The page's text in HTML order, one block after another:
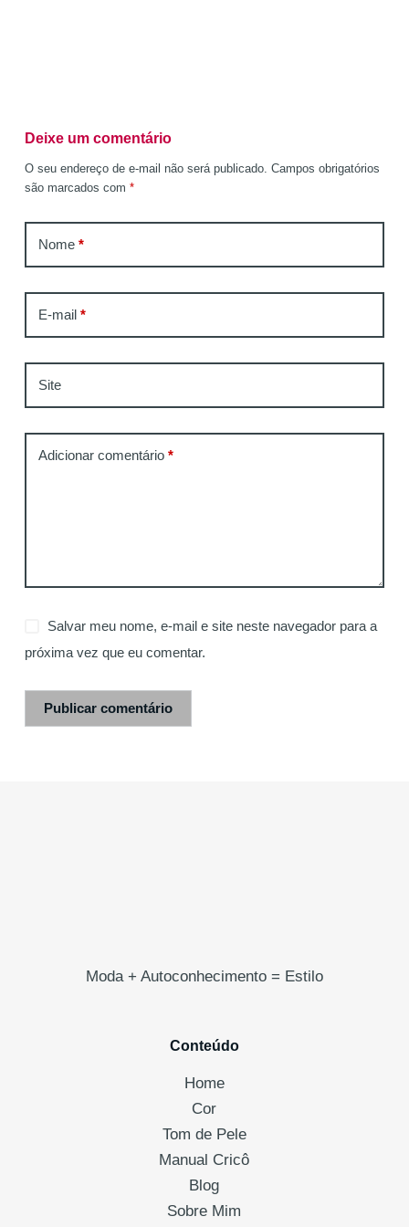
Deixe um comentário
O seu endereço de e-mail não será publicado. Campos obrigatórios
são marcados com *
Nome*
E-mail*
Site
Adicionar comentário*
Salvar meu nome, e-mail e site neste navegador para a
próxima vez que eu comentar.
Publicar comentário
Moda + Autoconhecimento = Estilo
Conteúdo
Home
Cor
Tom de Pele
Manual Cricô
Blog
Sobre Mim